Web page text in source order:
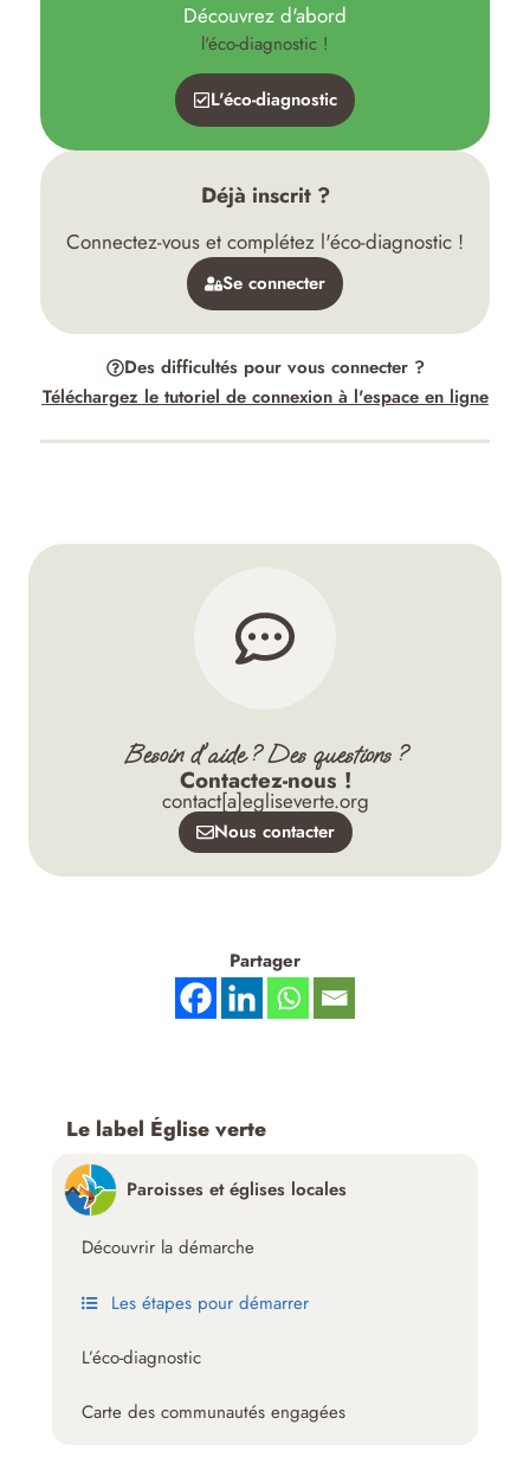
Le label Église verte
Paroisses et églises locales
Découvrir la démarche
Les étapes pour démarrer
L’éco-diagnostic
Carte des communautés engagées
Découvrez d'abord
l'éco-diagnostic !
L'éco-diagnostic
Déjà inscrit ?
Connectez-vous et complétez l'éco-diagnostic !
Se connecter
Des difficultés pour vous connecter ?
Téléchargez le tutoriel de connexion à l'espace en ligne
Besoin d'aide ? Des questions ?
Contactez-nous !
contact[a]egliseverte.org
Nous contacter
Partager